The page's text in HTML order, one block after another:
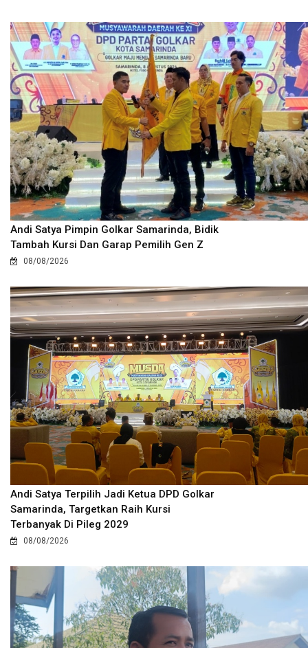
Andi Satya Pimpin Golkar Samarinda, Bidik
Tambah Kursi Dan Garap Pemilih Gen Z
08/08/2026
Andi Satya Terpilih Jadi Ketua DPD Golkar
Samarinda, Targetkan Raih Kursi
Terbanyak Di Pileg 2029
08/08/2026